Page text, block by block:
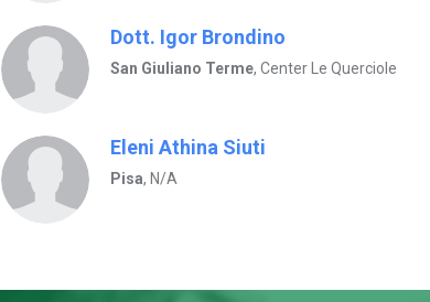
Dott. Igor Brondino
San Giuliano Terme, Center Le Querciole
Eleni Athina Siuti
Pisa, N/A